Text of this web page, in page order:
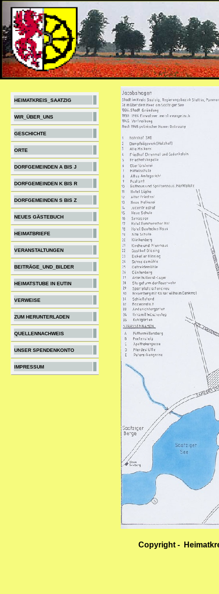
Copyright -
HEIMATKREIS_SAATZIG
WIR_ÜBER_UNS
GESCHICHTE
ORTE
DORFGEMEINDEN A BIS J
DORFGEMEINDEN K BIS R
DORFGEMEINDEN S BIS Z
NEUES GÄSTEBUCH
HEIMATBRIEFE
VERANSTALTUNGEN
BEITRÄGE_UND_BILDER
HEIMATSTUBE IN EUTIN
VERWEISE
ZUM HERUNTERLADEN
QUELLENNACHWEIS
UNSER SPENDENKONTO
IMPRESSUM